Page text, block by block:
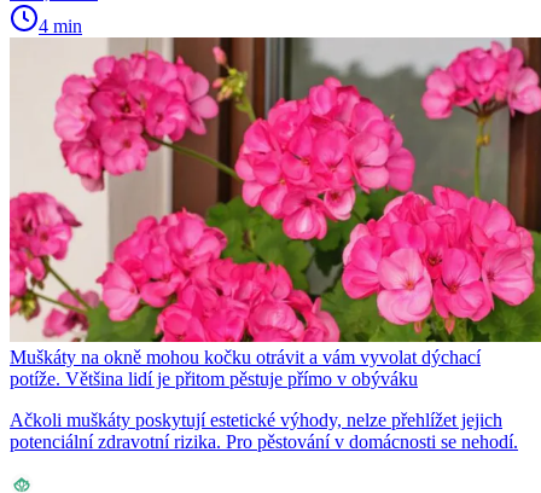
4 min
Muškáty na okně mohou kočku otrávit a vám vyvolat dýchací
potíže. Většina lidí je přitom pěstuje přímo v obýváku
Ačkoli muškáty poskytují estetické výhody, nelze přehlížet jejich
potenciální zdravotní rizika. Pro pěstování v domácnosti se nehodí.